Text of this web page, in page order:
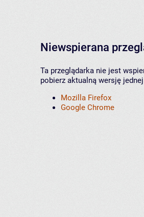
Niewspierana
Ta przeglądarka nie jest
pobierz aktualną wersję
Mozilla Firefox
Google Chrome